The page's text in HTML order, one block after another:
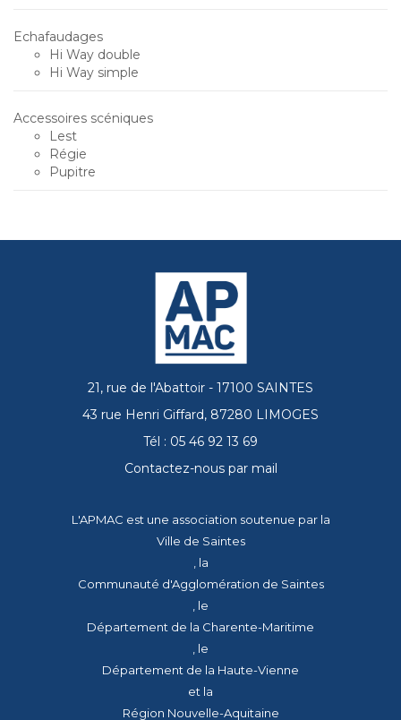
Echafaudages
Hi Way double
Hi Way simple
Accessoires scéniques
Lest
Régie
Pupitre
21, rue de l'Abattoir - 17100 SAINTES
43 rue Henri Giffard, 87280 LIMOGES
Tél : 05 46 92 13 69
Contactez-nous par mail
L'APMAC est une association soutenue par la
Ville de Saintes
, la
Communauté d'Agglomération de Saintes
, le
Département de la Charente-Maritime
, le
Département de la Haute-Vienne
et la
Région Nouvelle-Aquitaine